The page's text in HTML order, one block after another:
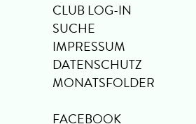
CLUB LOG-IN
SUCHE
IMPRESSUM
DATENSCHUTZ
MONATSFOLDER
FACEBOOK